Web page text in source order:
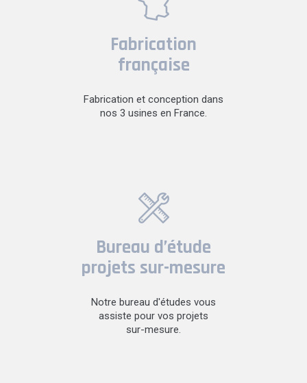
Fabrication
française
Fabrication et conception dans
nos 3 usines en France.
Bureau d’étude
projets sur-mesure
Notre bureau d'études vous
assiste pour vos projets
sur-mesure.